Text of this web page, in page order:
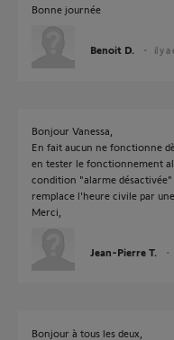
Bonne journée
Benoit D. il y
Bonjour Vanessa,
En fait aucun ne fonctionne
en tester le fonctionnement
condition "alarme
remplace l'heure civile par une
Merci,
Jean-Pierre T.
Bonjour à tous les deux,